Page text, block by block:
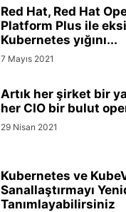
Red Hat, Red Hat
Platform Plus ile
Kubernetes yığını...
7 Mayıs 2021
Artık her şirket bir
her CIO bir bulut
29 Nisan 2021
Kubernetes ve
Sanallaştırmayı
Tanımlayabilirsiniz